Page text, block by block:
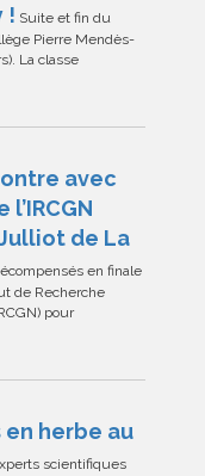
! Suite et fin du
Pierre Mendès-
La classe
avec
de La
en finale
de Recherche
pour
herbe au
scientifiques